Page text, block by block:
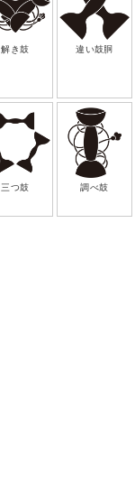
解き鼓 違い鼓胴
三つ鼓 調べ鼓